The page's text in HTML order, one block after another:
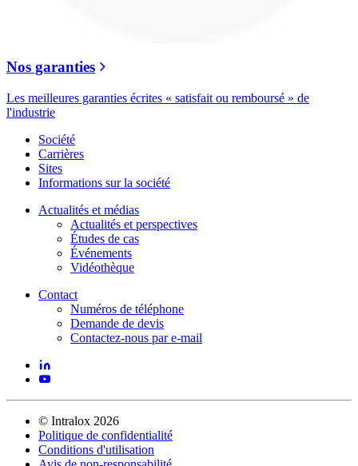
Nos garanties
Les meilleures garanties écrites « satisfait ou remboursé » de
l'industrie
Société
Carrières
Sites
Informations sur la société
Actualités et médias
Actualités et perspectives
Études de cas
Événements
Vidéothèque
Contact
Numéros de téléphone
Demande de devis
Contactez-nous par e-mail
© Intralox 2026
Politique de confidentialité
Conditions d'utilisation